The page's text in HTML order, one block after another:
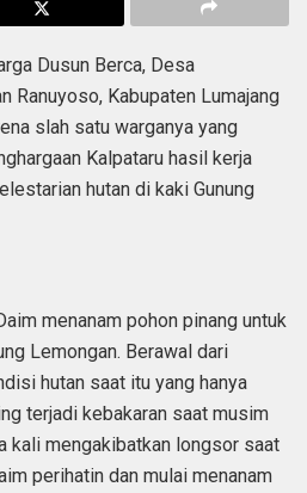
Dusun Berca, Desa
Ranuyoso, Kabupaten Lumajang
slah satu warganya yang
Kalpataru hasil kerja
hutan di kaki Gunung
menanam pohon pinang untuk
Lemongan. Berawal dari
hutan saat itu yang hanya
terjadi kebakaran saat musim
kali mengakibatkan longsor saat
perihatin dan mulai menanam